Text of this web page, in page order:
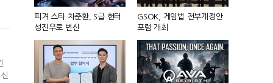
피겨 스타 차준환, S급 헌터
성진우로 변신
GSOK, 게임법 전부개정안
포럼 개최